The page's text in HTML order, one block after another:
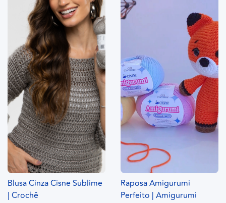
Blusa Cinza Cisne Sublime
| Crochê
Raposa Amigurumi
Perfeito | Amigurumi